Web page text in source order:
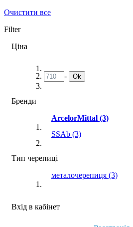
Очистити все
Filter
Ціна
- Ok
Бренди
ArcelorMittal (3)
SSAb (3)
Тип черепиці
металочерепиця (3)
Вхід в кабінет